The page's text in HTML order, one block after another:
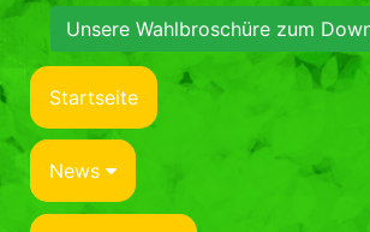
Unsere Wahlbroschüre zum
Startseite
News